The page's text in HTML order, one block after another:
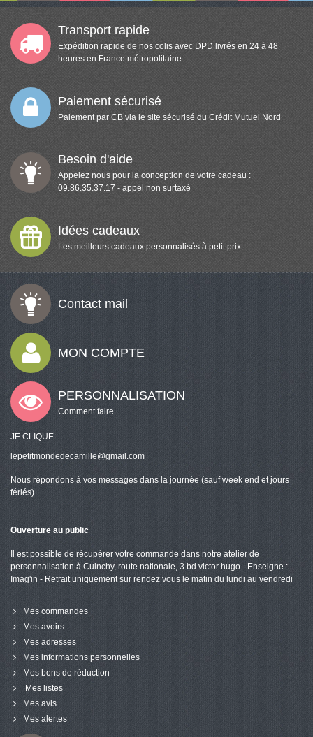
Transport rapide
Expédition rapide de nos colis avec DPD livrés en 24 à 48
heures en France métropolitaine
Paiement sécurisé
Paiement par CB via le site sécurisé du Crédit Mutuel Nord
Besoin d'aide
Appelez nous pour la conception de votre cadeau :
09.86.35.37.17 - appel non surtaxé
Idées cadeaux
Les meilleurs cadeaux personnalisés à petit prix
Contact mail
MON COMPTE
PERSONNALISATION
Comment faire
JE CLIQUE
lepetitmondedecamille@gmail.com
Nous répondons à vos messages dans la journée (sauf week end et jours
fériés)
Ouverture au public
Il est possible de récupérer votre commande dans notre atelier de
personnalisation à Cuinchy, route nationale, 3 bd victor hugo - Enseigne :
Imag'in - Retrait uniquement sur rendez vous le matin du lundi au vendredi
Mes commandes
Mes avoirs
Mes adresses
Mes informations personnelles
Mes bons de réduction
Mes listes
Mes avis
Mes alertes